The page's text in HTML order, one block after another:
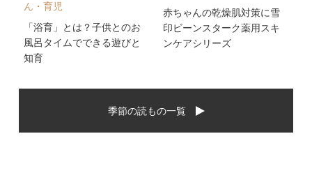
ん・育児
「浴育」とは？子供とのお
風呂タイムでできる遊びと
知育
赤ちゃんの乾燥肌対策に雪
印ビーンスターク薬用スキ
ンケアシリーズ
季節の読もの一覧